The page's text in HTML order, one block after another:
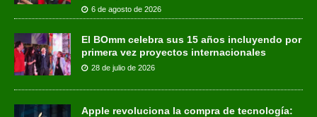
6 de agosto de 2026
El BOmm celebra sus 15 años incluyendo por
primera vez proyectos internacionales
28 de julio de 2026
Apple revoluciona la compra de tecnología: